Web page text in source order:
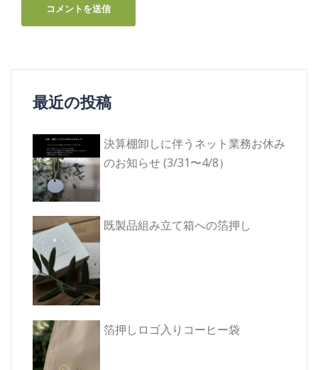
最近の投稿
決算棚卸しに伴うネット業務お休み
のお知らせ (3/31〜4/8）
既製品組み立て箱への箔押し
箔押しロゴ入りコーヒー袋